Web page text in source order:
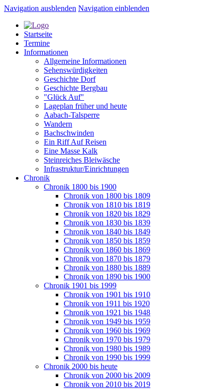
Navigation ausblenden Navigation einblenden
Startseite
Termine
Informationen
Allgemeine Informationen
Sehenswürdigkeiten
Geschichte Dorf
Geschichte Bergbau
"Glück Auf"
Lageplan früher und heute
Aabach-Talsperre
Wandern
Bachschwinden
Ein Riff Auf Reisen
Eine Masse Kalk
Steinreiches Bleiwäsche
Infrastruktur/Einrichtungen
Chronik
Chronik 1800 bis 1900
Chronik von 1800 bis 1809
Chronik von 1810 bis 1819
Chronik von 1820 bis 1829
Chronik von 1830 bis 1839
Chronik von 1840 bis 1849
Chronik von 1850 bis 1859
Chronik von 1860 bis 1869
Chronik von 1870 bis 1879
Chronik von 1880 bis 1889
Chronik von 1890 bis 1900
Chronik 1901 bis 1999
Chronik von 1901 bis 1910
Chronik von 1911 bis 1920
Chronik von 1921 bis 1948
Chronik von 1949 bis 1959
Chronik von 1960 bis 1969
Chronik von 1970 bis 1979
Chronik von 1980 bis 1989
Chronik von 1990 bis 1999
Chronik 2000 bis heute
Chronik von 2000 bis 2009
Chronik von 2010 bis 2019